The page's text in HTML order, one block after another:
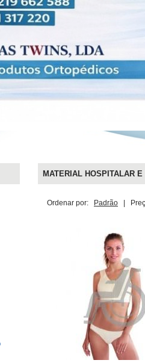
MATERIAL HOSPITALAR
Ordenar por: Padrão